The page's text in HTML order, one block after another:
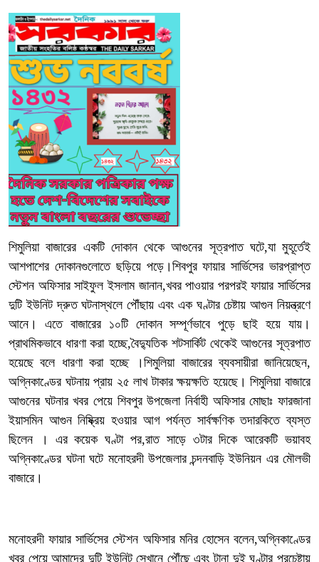
শিমুলিয়া বাজারের একটি দোকান থেকে আগুনের সূত্রপাত ঘটে,যা মুহূর্তেই
আশপাশের দোকানগুলোতে ছড়িয়ে পড়ে।শিবপুর ফায়ার সার্ভিসের ভারপ্রাপ্ত
স্টেশন অফিসার সাইফুল ইসলাম জানান,খবর পাওয়ার পরপরই ফায়ার সার্ভিসের
দুটি ইউনিট দ্রুত ঘটনাস্থলে পৌঁছায় এবং এক ঘণ্টার চেষ্টায় আগুন নিয়ন্ত্রণে
আনে। এতে বাজারের ১০টি দোকান সম্পূর্ণভাবে পুড়ে ছাই হয়ে যায়।
প্রাথমিকভাবে ধারণা করা হচ্ছে,বৈদ্যুতিক শটসার্কিট থেকেই আগুনের সূত্রপাত
হয়েছে বলে ধারণা করা হচ্ছে ।শিমুলিয়া বাজারের ব্যবসায়ীরা জানিয়েছেন,
অগ্নিকাণ্ডের ঘটনায় প্রায় ২৫ লাখ টাকার ক্ষয়ক্ষতি হয়েছে। শিমুলিয়া বাজারে
আগুনের ঘটনার খবর পেয়ে শিবপুর উপজেলা নির্বাহী অফিসার মোছাঃ ফারজানা
ইয়াসমিন আগুন নিষ্ক্রিয় হওয়ার আগ পর্যন্ত সার্বক্ষণিক তদারকিতে ব্যস্ত
ছিলেন । এর কয়েক ঘণ্টা পর,রাত সাড়ে ৩টার দিকে আরেকটি ভয়াবহ
অগ্নিকাণ্ডের ঘটনা ঘটে মনোহরদী উপজেলার চন্দনবাড়ি ইউনিয়ন এর মৌলভী
বাজারে।
মনোহরদী ফায়ার সার্ভিসের স্টেশন অফিসার মনির হোসেন বলেন,অগ্নিকাণ্ডের
খবর পেয়ে আমাদের দুটি ইউনিট সেখানে পৌঁছে এবং টানা দুই ঘণ্টার প্রচেষ্টায়